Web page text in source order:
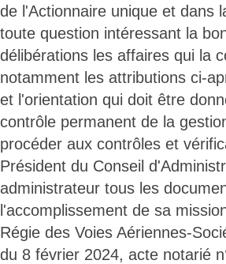
de l'Actionnaire unique et dans
toute question intéressant la
délibérations les affaires qui la
notamment les attributions ci-
et l'orientation qui doit être
contrôle permanent de la
procéder aux contrôles et
Président du Conseil
administrateur tous les
l'accomplissement de sa
Régie des Voies Aériennes-
du 8 février 2024, acte notarié